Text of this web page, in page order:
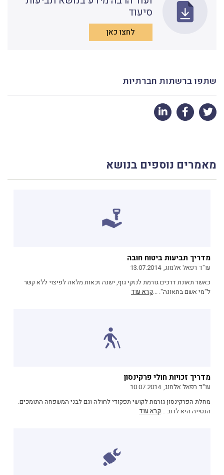
סיעוד
לחצו כאן
שתפו ברשתות חברתיות
מאמרים נוספים בנושא
מדריך תביעות ביטוח חובה
עו"ד רפאל אלמוג, 13.07.2014
כאשר תאונת דרכים גורמת לנזקי גוף, ישנה זכאות מלאה לפיצוי ללא קשר
ל"מי אשם בתאונה". ...קרא עוד
מדריך זכויות חולי פרקינסון
עו"ד רפאל אלמוג, 10.07.2014
מחלת הפרקינסון גורמת לקושי תפקודי לחולה וגם לבני המשפחה התומכים.
הנטייה היא לרוב ...קרא עוד